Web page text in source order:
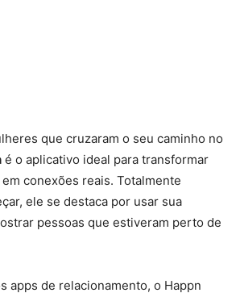
que cruzaram o seu caminho no
é o aplicativo ideal para transformar
conexões reais. Totalmente
ele se destaca por usar sua
pessoas que estiveram perto de
apps de relacionamento, o Happn